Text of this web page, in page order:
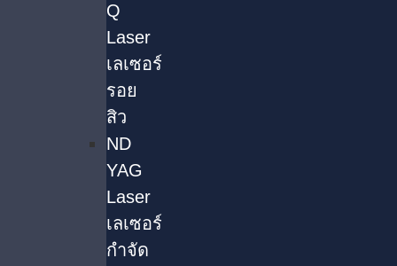
Q
Laser
เลเซอร์
รอย
สิว
ND
YAG
Laser
เลเซอร์
กำจัด